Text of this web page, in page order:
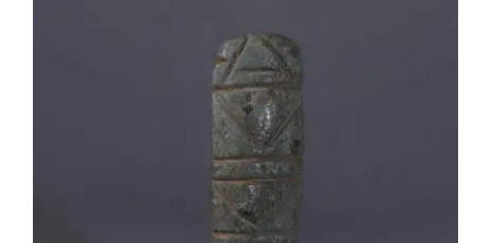
AMS009 Idole en pierre – Culture
Valdivia, Equateur